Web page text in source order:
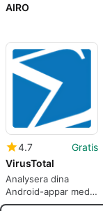
AIRO
4.7
Gratis
VirusTotal
Analysera dina
Android-appar med
över 40